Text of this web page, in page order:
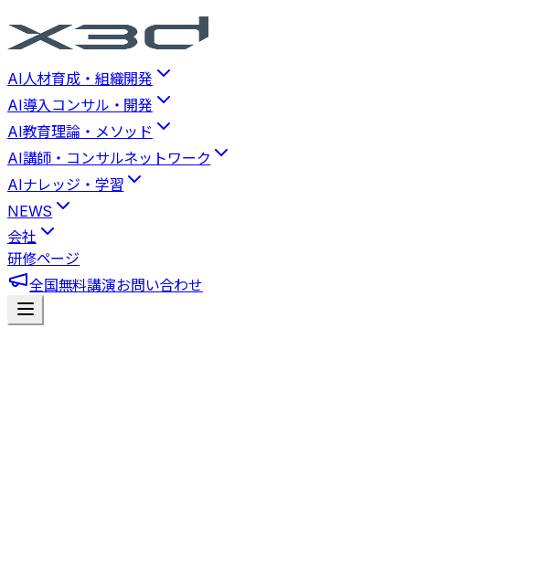
AI人材育成・組織開発
AI導入コンサル・開発
AI教育理論・メソッド
AI講師・コンサルネットワーク
AIナレッジ・学習
NEWS
会社
研修ページ
全国無料講演お問い合わせ